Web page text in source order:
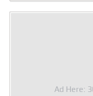
Ad Here: